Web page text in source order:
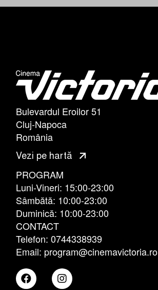
Bulevardul Eroilor 51
Cluj-Napoca
România
Vezi pe hartă
PROGRAM
Luni-Vineri: 15:00-23:00
Sâmbătă: 10:00-23:00
Duminică: 10:00-23:00
CONTACT
Telefon: 0744338939
Email: program@cinemavictoria.ro